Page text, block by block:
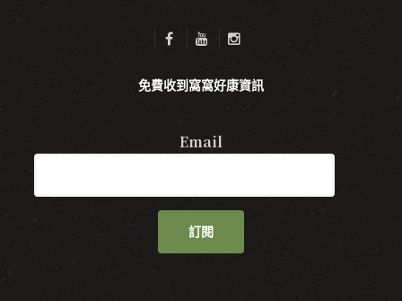
免費收到窩窩好康資訊
Email
訂閱